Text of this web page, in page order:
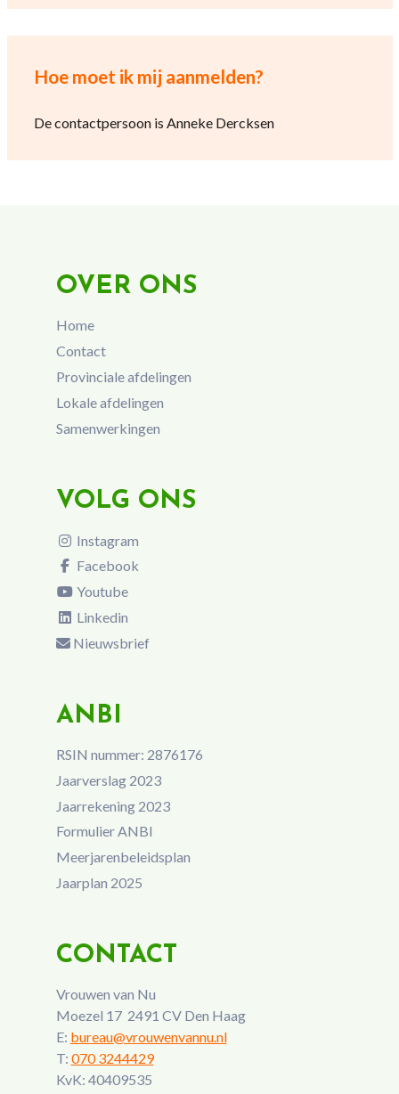
Hoe moet ik mij aanmelden?
De contactpersoon is Anneke Dercksen
OVER ONS
Home
Contact
Provinciale afdelingen
Lokale afdelingen
Samenwerkingen
VOLG ONS
Instagram
Facebook
Youtube
Linkedin
Nieuwsbrief
ANBI
RSIN nummer: 2876176
Jaarverslag 2023
Jaarrekening 2023
Formulier ANBI
Meerjarenbeleidsplan
Jaarplan 2025
CONTACT
Vrouwen van Nu
Moezel 17 2491 CV Den Haag
E: bureau@vrouwenvannu.nl
T: 070 3244429
KvK: 40409535